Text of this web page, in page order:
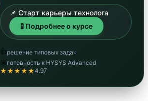
📌 Старт карьеры технолога
🧪 Подробнее о курсе
👍решение типовых задач
🎯 готовность к HYSYS Advanced
★★★★★4.97